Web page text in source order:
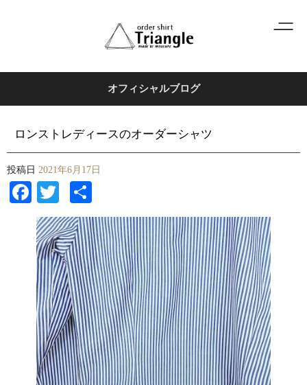
オフィシャルブログ
ロンストレディースのオーダーシャツ
投稿日 2021年6月17日
Facebook
Twitter
有